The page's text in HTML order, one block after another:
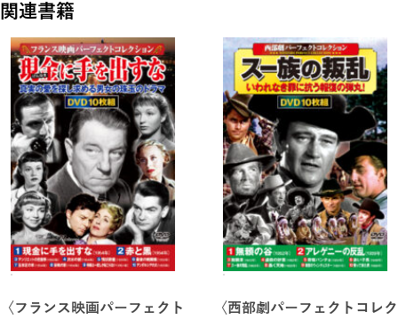
関連書籍
〈フランス映画パーフェクト
〈西部劇パーフェクトコレク